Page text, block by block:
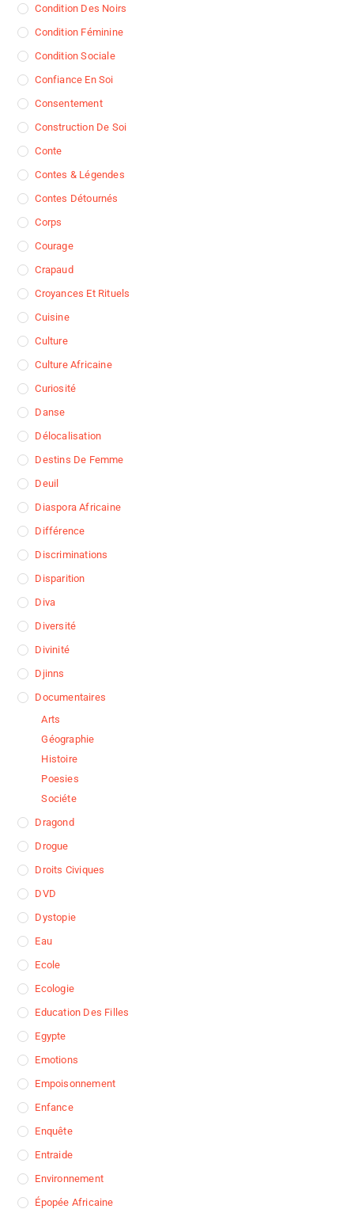
Condition Des Noirs
Condition Féminine
Condition Sociale
Confiance En Soi
Consentement
Construction De Soi
Conte
Contes & Légendes
Contes Détournés
Corps
Courage
Crapaud
Croyances Et Rituels
Cuisine
Culture
Culture Africaine
Curiosité
Danse
Délocalisation
Destins De Femme
Deuil
Diaspora Africaine
Différence
Discriminations
Disparition
Diva
Diversité
Divinité
Djinns
Documentaires
Arts
Géographie
Histoire
Poesies
Sociéte
Dragond
Drogue
Droits Civiques
DVD
Dystopie
Eau
Ecole
Ecologie
Education Des Filles
Egypte
Emotions
Empoisonnement
Enfance
Enquête
Entraide
Environnement
Épopée Africaine